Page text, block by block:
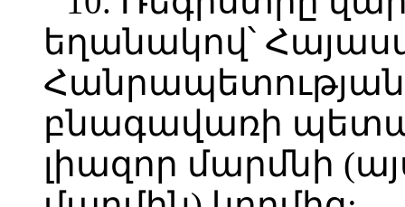
եղանակով՝
բնագավառի
լիազոր մարմնի